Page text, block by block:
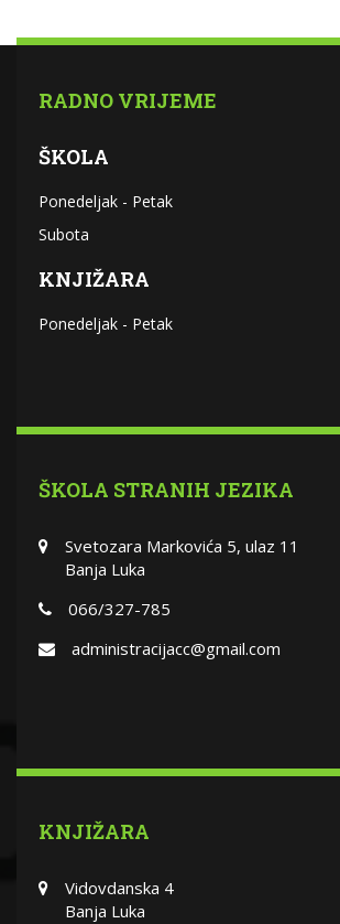
RADNO VRIJEME
ŠKOLA
Ponedeljak - Petak
Subota
KNJIŽARA
Ponedeljak - Petak
ŠKOLA STRANIH JEZIKA
Svetozara Markovića 5, ulaz 11
Banja Luka
066/327-785
administracijacc@gmail.com
KNJIŽARA
Vidovdanska 4
Banja Luka